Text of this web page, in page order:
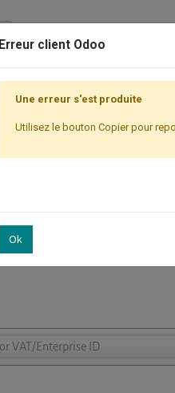
details
database by name, VAT or
VAT/Enterprise ID
Erreur client Odoo
Une erreur s'est produite
Utilisez le bouton Copier pour
Ok